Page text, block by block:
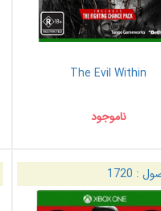
The Evil Within
ناموجود
:
1720